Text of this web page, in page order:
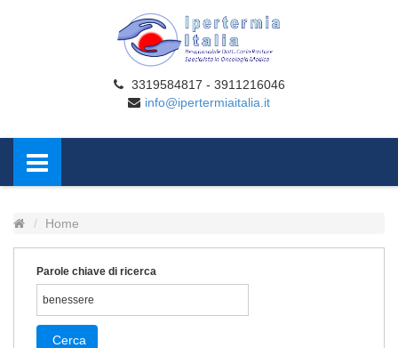
3319584817 - 3911216046
info@ipertermiaitalia.it
Home
Parole chiave di ricerca
Cerca